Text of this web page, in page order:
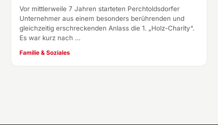
Vor mittlerweile 7 Jahren starteten Perchtoldsdorfer
Unternehmer aus einem besonders berührenden und
gleichzeitig erschreckenden Anlass die 1. „Holz-Charity“.
Es war kurz nach …
Familie & Soziales